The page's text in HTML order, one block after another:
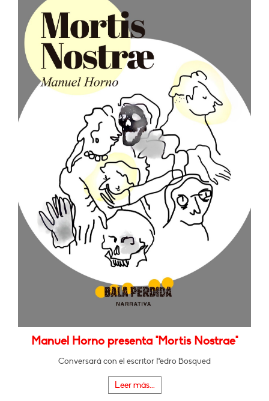
Manuel Horno presenta "Mortis Nostrae"
Conversará con el escritor Pedro Bosqued
Leer más...